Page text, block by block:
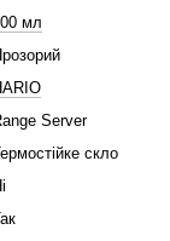
мл
Server
скло